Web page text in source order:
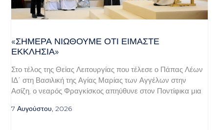
«ΣΉΜΕΡΑ ΝΙΏΘΟΥΜΕ ΌΤΙ ΕΊΜΑΣΤΕ
ΕΚΚΛΗΣΊΑ»
Στο τέλος της Θείας Λειτουργίας που τέλεσε ο Πάπας Λέων
ΙΔ΄ στη Βασιλική της Αγίας Μαρίας των Αγγέλων στην
Ασίζη, ο νεαρός Φραγκίσκος απηύθυνε στον Ποντίφικα μια
7 Αυγούστου, 2026